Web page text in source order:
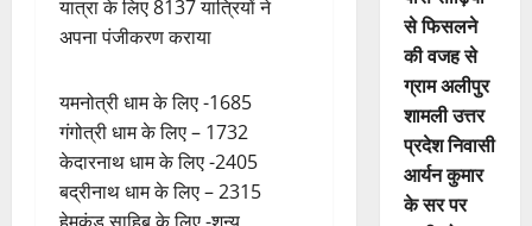
यात्रा के लिए 8137 यात्रियों ने
अपना पंजीकरण कराया
यमनोत्री धाम के लिए -1685
गंगोत्री धाम के लिए – 1732
केदारनाथ धाम के लिए -2405
बद्रीनाथ धाम के लिए – 2315
से फिसलने
की वजह से
ग्राम अलीपुर
शामली उत्तर
प्रदेश निवासी
आर्यन कुमार
के सर पर